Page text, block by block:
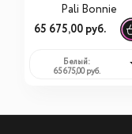
Pali Bonnie
65 675,00 руб.
Белый:
65 675,00 руб.